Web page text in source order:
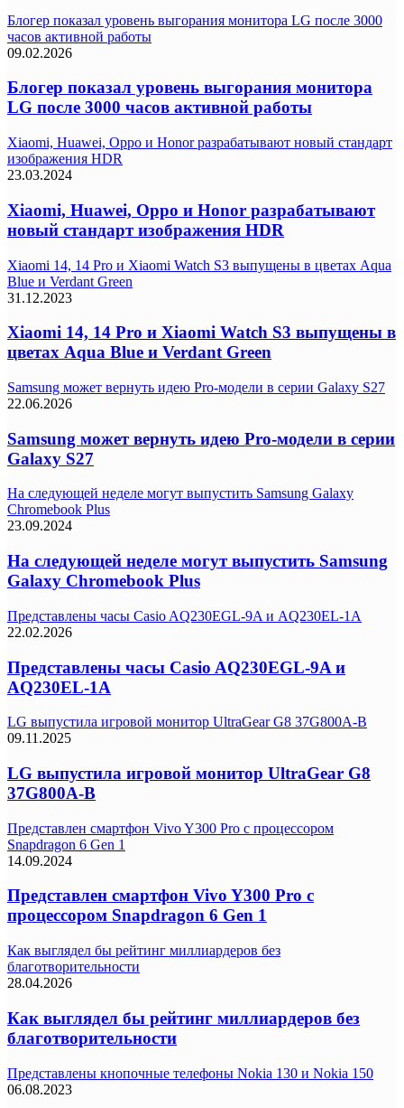
Блогер показал уровень выгорания монитора LG после 3000
часов активной работы
09.02.2026
Блогер показал уровень выгорания монитора
LG после 3000 часов активной работы
Xiaomi, Huawei, Oppo и Honor разрабатывают новый стандарт
изображения HDR
23.03.2024
Xiaomi, Huawei, Oppo и Honor разрабатывают
новый стандарт изображения HDR
Xiaomi 14, 14 Pro и Xiaomi Watch S3 выпущены в цветах Aqua
Blue и Verdant Green
31.12.2023
Xiaomi 14, 14 Pro и Xiaomi Watch S3 выпущены в
цветах Aqua Blue и Verdant Green
Samsung может вернуть идею Pro-модели в серии Galaxy S27
22.06.2026
Samsung может вернуть идею Pro-модели в серии
Galaxy S27
На следующей неделе могут выпустить Samsung Galaxy
Chromebook Plus
23.09.2024
На следующей неделе могут выпустить Samsung
Galaxy Chromebook Plus
Представлены часы Casio AQ230EGL-9A и AQ230EL-1A
22.02.2026
Представлены часы Casio AQ230EGL-9A и
AQ230EL-1A
LG выпустила игровой монитор UltraGear G8 37G800A-B
09.11.2025
LG выпустила игровой монитор UltraGear G8
37G800A-B
Представлен смартфон Vivo Y300 Pro с процессором
Snapdragon 6 Gen 1
14.09.2024
Представлен смартфон Vivo Y300 Pro с
процессором Snapdragon 6 Gen 1
Как выглядел бы рейтинг миллиардеров без
благотворительности
28.04.2026
Как выглядел бы рейтинг миллиардеров без
благотворительности
Представлены кнопочные телефоны Nokia 130 и Nokia 150
06.08.2023